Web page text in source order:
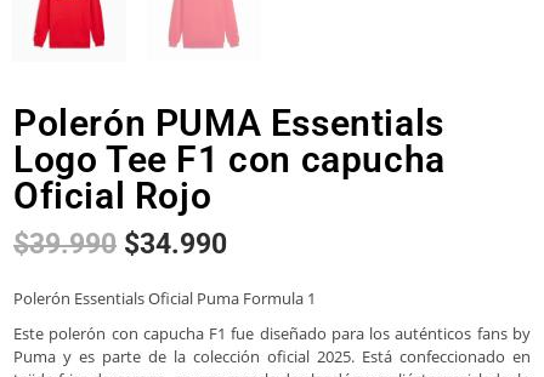
Polerón PUMA Essentials
Logo Tee F1 con capucha
Oficial Rojo
$39.990 $34.990
Polerón Essentials Oficial Puma Formula 1
Este polerón con capucha F1 fue diseñado para los auténticos fans by
Puma y es parte de la colección oficial 2025. Está confeccionado en